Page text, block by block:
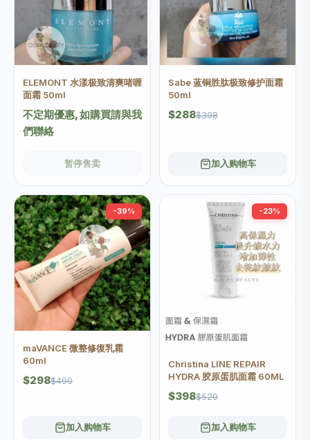
ELEMONT 水漾极致清爽啫喱
面霜 50ml
不定期優惠, 如購買請與我
們聯絡
暂停售卖
Sabe 蓝铜胜肽极致修护面霜
50ml
$288$398
加入购物车
-39%
maVANCE 微整修復乳霜
60ml
$298$490
加入购物车
-23%
Christina LINE REPAIR
HYDRA 胶原蛋肌面霜 60ML
$398$520
加入购物车